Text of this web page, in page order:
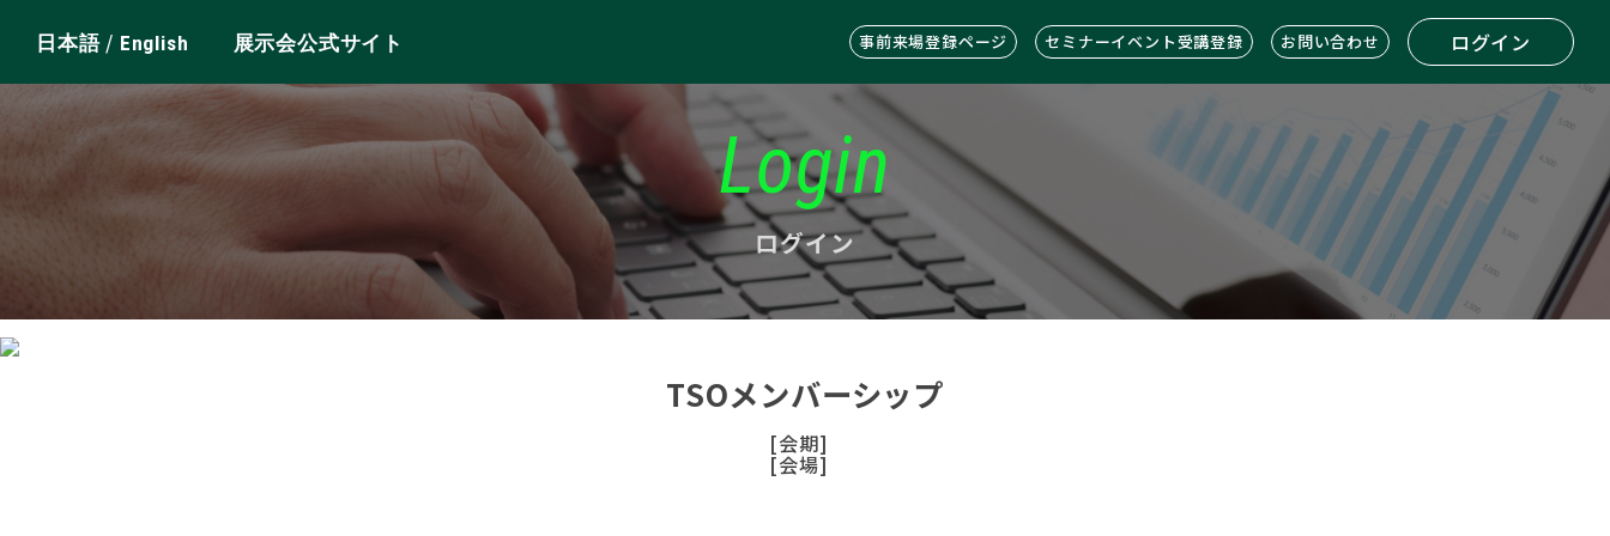
日本語/ English 展示会公式サイト 事前来場登録ページ セミナーイベント受講登録 お問い合わせ ログイン
Login
ログイン
TSOメンバーシップ
[会期]
[会場]